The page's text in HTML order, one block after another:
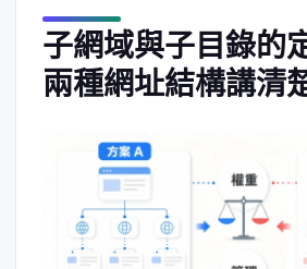
子網域與子目錄的
兩種網址結構講清